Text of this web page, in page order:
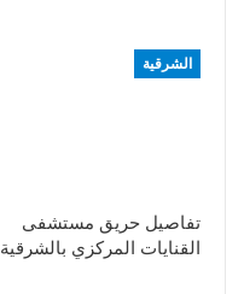
الشرقية
تفاصيل حريق مستشفى
القنايات المركزي بالشرقية